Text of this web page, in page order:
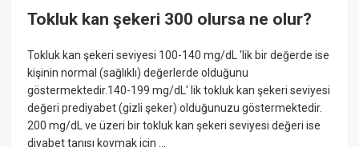
Tokluk kan şekeri 300 olursa ne olur?
Tokluk kan şekeri seviyesi 100-140 mg/dL 'lik bir değerde ise
kişinin normal (sağlıklı) değerlerde olduğunu
göstermektedir.140-199 mg/dL' lik tokluk kan şekeri seviyesi
değeri prediyabet (gizli şeker) olduğunuzu göstermektedir.
200 mg/dL ve üzeri bir tokluk kan şekeri seviyesi değeri ise
diyabet tanısı koymak için ...